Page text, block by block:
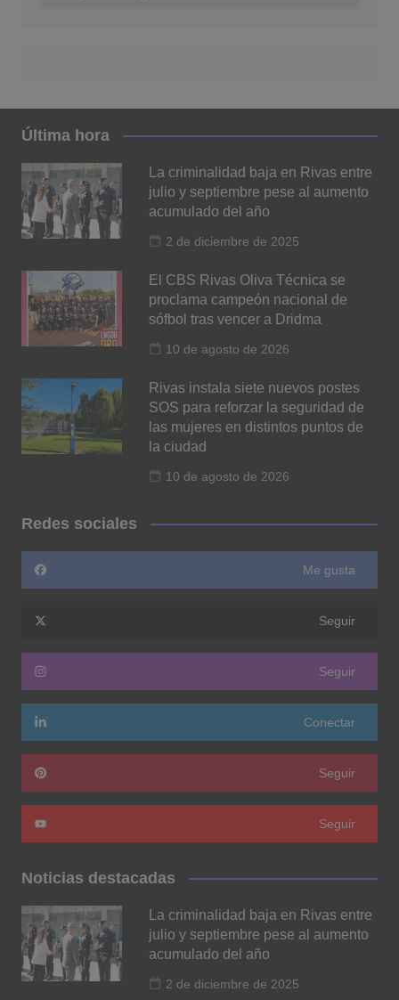
Última hora
La criminalidad baja en Rivas entre
julio y septiembre pese al aumento
acumulado del año
2 de diciembre de 2025
El CBS Rivas Oliva Técnica se
proclama campeón nacional de
sófbol tras vencer a Dridma
10 de agosto de 2026
Rivas instala siete nuevos postes
SOS para reforzar la seguridad de
las mujeres en distintos puntos de
la ciudad
10 de agosto de 2026
Redes sociales
Me gusta
Seguir
Seguir
Conectar
Seguir
Seguir
Noticias destacadas
La criminalidad baja en Rivas entre
julio y septiembre pese al aumento
acumulado del año
2 de diciembre de 2025